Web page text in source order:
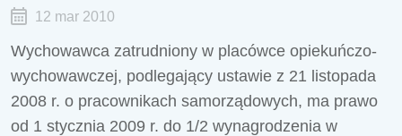
12 mar 2010
Wychowawca zatrudniony w placówce opiekuńczo-
wychowawczej, podlegający ustawie z 21 listopada
2008 r. o pracownikach samorządowych, ma prawo
od 1 stycznia 2009 r. do 1/2 wynagrodzenia w